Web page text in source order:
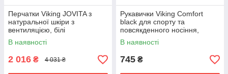
Перчатки Viking JOVITA з
натуральної шкіри з
вентиляцією, білі
В наявності
2 016 ₴ 4 031 ₴
Рукавички Viking Comfort
black для спорту та
повсякденного носіння,
утеплені Thinsulate
В наявності
745 ₴